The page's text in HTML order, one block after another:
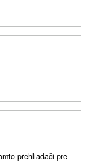
prehliadači pre